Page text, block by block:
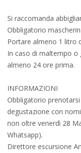
Si raccomanda
Obbligatorio
Portare almeno 1 litro
In caso di maltempo
almeno 24 ore prima.
INFORMAZIONI
Obbligatorio
degustazione con
non oltre venerdì 28
Whatsapp).
Direttore escursione